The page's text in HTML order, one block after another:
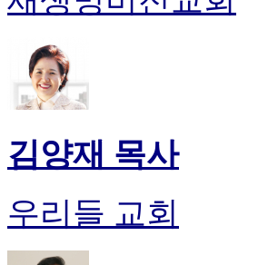
김양재 목사
우리들 교회